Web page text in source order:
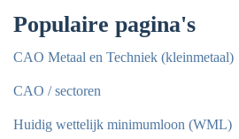
Populaire pagina's
CAO Metaal en Techniek (kleinmetaal)
CAO / sectoren
Huidig wettelijk minimumloon (WML)